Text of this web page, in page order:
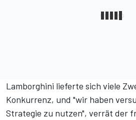
Lamborghini lieferte sich viele
Konkurrenz, und "wir haben
Strategie zu nutzen", verrät der